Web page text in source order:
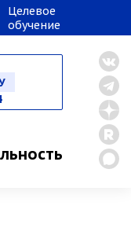
Целевое
обучение